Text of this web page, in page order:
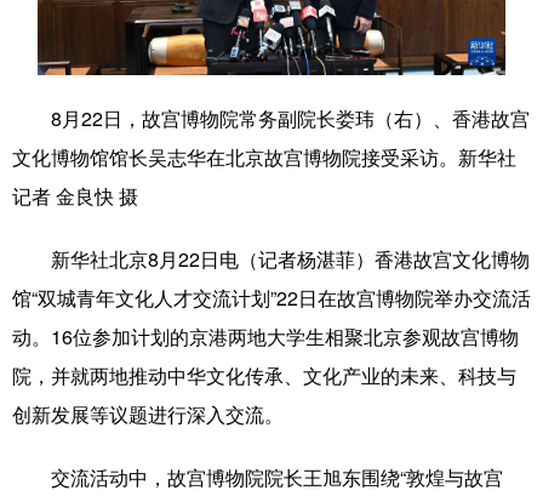
食品 人居 信息化
学术中国 乡村振兴 银龄 溯源中国
城市 旅游 能源 会展
彩票 娱乐 时尚 悦读
文化产业
北京 天津
8月22日，故宫博物院常务副院长娄玮（右）、香港故宫
文化博物馆馆长吴志华在北京故宫博物院接受采访。新华社
记者 金良快 摄
新华社北京8月22日电（记者杨湛菲）香港故宫文化博物
馆“双城青年文化人才交流计划”22日在故宫博物院举办交流活
动。16位参加计划的京港两地大学生相聚北京参观故宫博物
院，并就两地推动中华文化传承、文化产业的未来、科技与
创新发展等议题进行深入交流。
交流活动中，故宫博物院院长王旭东围绕“敦煌与故宫